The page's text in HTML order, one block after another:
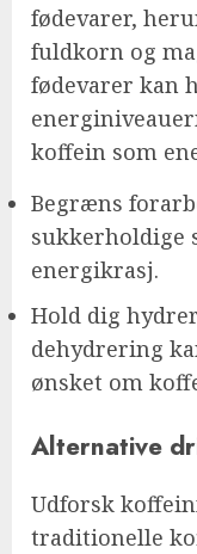
fødevarer,
fuldkorn og
fødevarer kan
koffein som
Begræns
sukkerholdige
energikrasj.
Hold dig
dehydrering
ønsket om
Alternative
Udforsk
traditionelle